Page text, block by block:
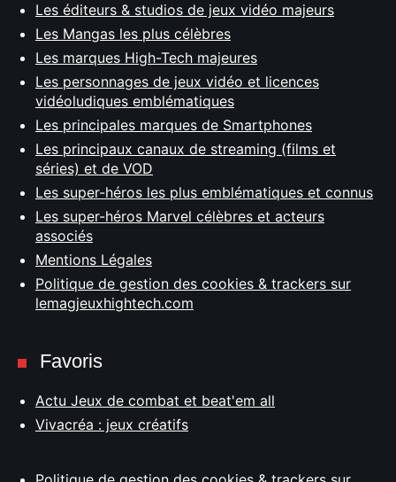
Les éditeurs & studios de jeux vidéo majeurs
Les Mangas les plus célèbres
Les marques High-Tech majeures
Les personnages de jeux vidéo et licences
vidéoludiques emblématiques
Les principales marques de Smartphones
Les principaux canaux de streaming (films et
séries) et de VOD
Les super-héros les plus emblématiques et connus
Les super-héros Marvel célèbres et acteurs
associés
Mentions Légales
Politique de gestion des cookies & trackers sur
lemagjeuxhightech.com
Favoris
Actu Jeux de combat et beat'em all
Vivacréa : jeux créatifs